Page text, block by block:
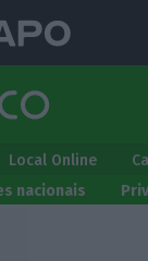
Local Online
nacionais